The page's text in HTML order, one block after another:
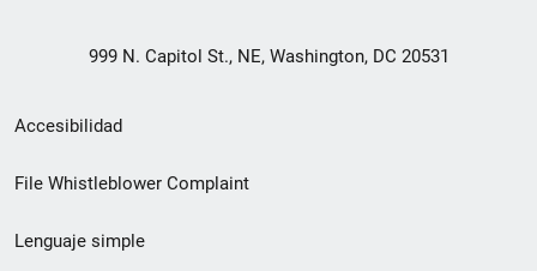
999 N. Capitol St., NE, Washington, DC 20531
Menú
de
de
Accesibilidad
File Whistleblower Complaint
Lenguaje simple